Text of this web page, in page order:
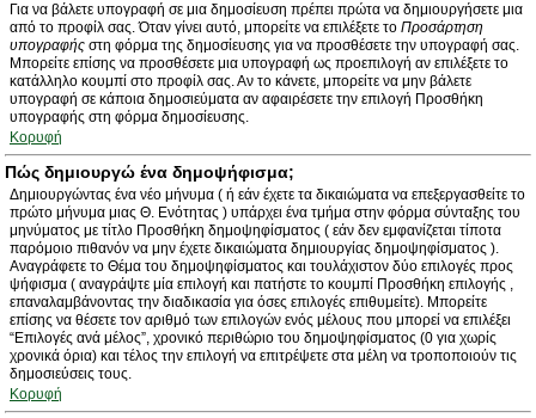
Για να βάλετε υπογραφή σε μια δημοσίευση πρέπει πρώτα να δημιουργήσετε μια
από το προφίλ σας. Όταν γίνει αυτό, μπορείτε να επιλέξετε το Προσάρτηση
υπογραφής στη φόρμα της δημοσίευσης για να προσθέσετε την υπογραφή σας.
Μπορείτε επίσης να προσθέσετε μια υπογραφή ως προεπιλογή αν επιλέξετε το
κατάλληλο κουμπί στο προφίλ σας. Αν το κάνετε, μπορείτε να μην βάλετε
υπογραφή σε κάποια δημοσιεύματα αν αφαιρέσετε την επιλογή Προσθήκη
υπογραφής στη φόρμα δημοσίευσης.
Κορυφή
Πώς δημιουργώ ένα δημοψήφισμα;
Δημιουργώντας ένα νέο μήνυμα ( ή εάν έχετε τα δικαιώματα να επεξεργασθείτε το
πρώτο μήνυμα μιας Θ. Ενότητας ) υπάρχει ένα τμήμα στην φόρμα σύνταξης του
μηνύματος με τίτλο Προσθήκη δημοψηφίσματος ( εάν δεν εμφανίζεται τίποτα
παρόμοιο πιθανόν να μην έχετε δικαιώματα δημιουργίας δημοψηφίσματος ).
Αναγράφετε το Θέμα του δημοψηφίσματος και τουλάχιστον δύο επιλογές προς
ψήφισμα ( αναγράψτε μία επιλογή και πατήστε το κουμπί Προσθήκη επιλογής ,
επαναλαμβάνοντας την διαδικασία για όσες επιλογές επιθυμείτε). Μπορείτε
επίσης να θέσετε τον αριθμό των επιλογών ενός μέλους που μπορεί να επιλέξει
“Επιλογές ανά μέλος”, χρονικό περιθώριο του δημοψηφίσματος (0 για χωρίς
χρονικά όρια) και τέλος την επιλογή να επιτρέψετε στα μέλη να τροποποιούν τις
δημοσιεύσεις τους.
Κορυφή